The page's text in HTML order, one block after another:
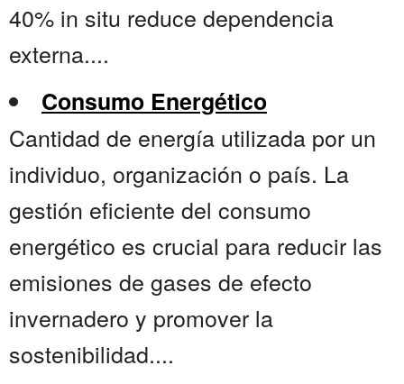
40% in situ reduce dependencia
externa....
Consumo Energético
Cantidad de energía utilizada por un
individuo, organización o país. La
gestión eficiente del consumo
energético es crucial para reducir las
emisiones de gases de efecto
invernadero y promover la
sostenibilidad....